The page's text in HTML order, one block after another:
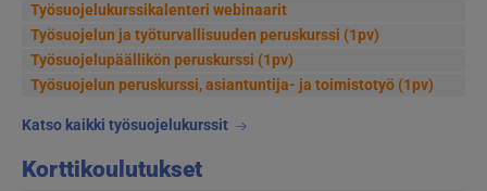
Työsuojelukurssikalenteri webinaarit
Työsuojelun ja työturvallisuuden peruskurssi (1pv)
Työsuojelupäällikön peruskurssi (1pv)
Työsuojelun peruskurssi, asiantuntija- ja toimistotyö (1pv)
Katso kaikki työsuojelukurssit
Korttikoulutukset